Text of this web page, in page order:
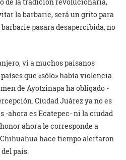
la barbarie, será un grito para
pasara desapercibida, no
vi a muchos paisanos
que «sólo» había violencia
de Ayotzinapa ha obligado -
Ciudad Juárez ya no es
-ahora es Ecatepec- ni la ciudad
ahora le corresponde a
hace tiempo alertaron
del país.